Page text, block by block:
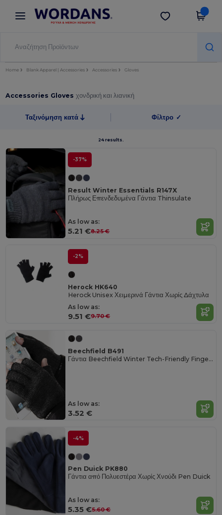
× Εφαρμογή Wordans
Καλύτερες τιμές στην εφαρμογή!
Λήψη app
Home Blank Apparel | Accessories Accessories Gloves
Accessories Glovesχονδρική και λιανική
Ταξινόμηση κατά Φίλτρο ✓
24 results.
-37%
Result Winter Essentials R147X
Πλήρως Επενδεδυμένα Γάντια Thinsulate
As low as:
5.21 €8.25 €
-2%
Herock HK640
Herock Unisex Χειμερινά Γάντια Χωρίς Δάχτυλα
As low as:
9.51 €9.70 €
Beechfield B491
Γάντια Beechfield Winter Tech-Friendly Fingerless Mittens
As low as:
3.52 €
-4%
Pen Duick PK880
Γάντια από Πολυεστέρα Χωρίς Χνούδι Pen Duick
As low as:
5.35 €5.60 €